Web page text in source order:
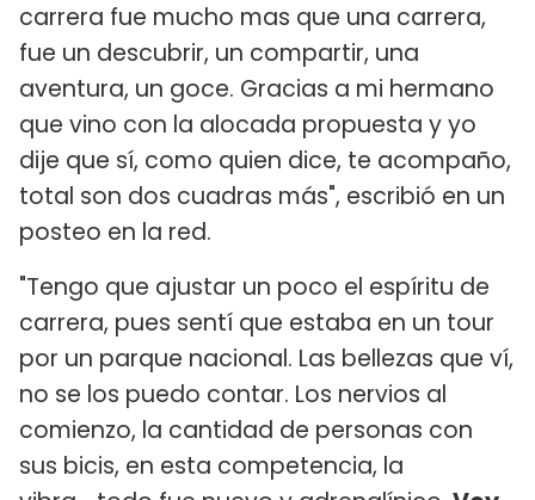
carrera fue mucho mas que una carrera,
fue un descubrir, un compartir, una
aventura, un goce. Gracias a mi hermano
que vino con la alocada propuesta y yo
dije que sí, como quien dice, te acompaño,
total son dos cuadras más", escribió en un
posteo en la red.
"Tengo que ajustar un poco el espíritu de
carrera, pues sentí que estaba en un tour
por un parque nacional. Las bellezas que ví,
no se los puedo contar. Los nervios al
comienzo, la cantidad de personas con
sus bicis, en esta competencia, la